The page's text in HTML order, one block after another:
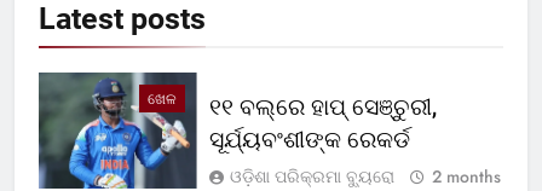
Latest posts
ଖେଳ
୧୧ ବଲ୍‌ରେ ହାପ୍ ସେଞ୍ଚୁରୀ,
ସୂର୍ଯ୍ୟବଂଶୀଙ୍କ ରେକର୍ଡ
ଓଡ଼ିଶା ପରିକ୍ରମା ବ୍ୟୁରୋ
2 months